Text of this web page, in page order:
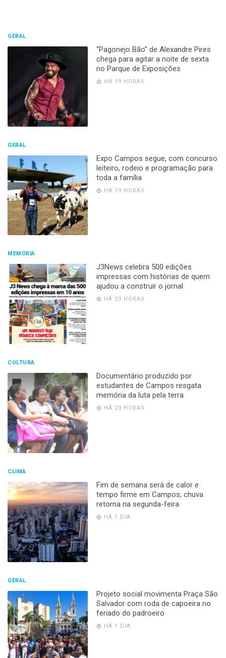
GERAL
“Pagonejo Bão” de Alexandre Pires
chega para agitar a noite de sexta
no Parque de Exposições
HÁ 19 HORAS
GERAL
Expo Campos segue, com concurso
leiteiro, rodeio e programação para
toda a família
HÁ 19 HORAS
MEMÓRIA
J3News celebra 500 edições
impressas com histórias de quem
ajudou a construir o jornal
HÁ 23 HORAS
CULTURA
Documentário produzido por
estudantes de Campos resgata
memória da luta pela terra
HÁ 23 HORAS
CLIMA
Fim de semana será de calor e
tempo firme em Campos; chuva
retorna na segunda-feira
HÁ 1 DIA
GERAL
Projeto social movimenta Praça São
Salvador com roda de capoeira no
feriado do padroeiro
HÁ 1 DIA